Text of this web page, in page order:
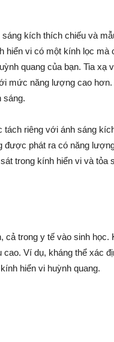
kích thích chiếu và
vi có một kính lọc mà
quang của bạn. Tia xạ
mức năng lượng cao hơn.
sáng.
riêng với ánh sáng
được phát ra có năng
trong kính hiển vi và tỏa
cả trong y tế vào sinh học.
Ví dụ, kháng thể xác
hiển vi huỳnh quang.